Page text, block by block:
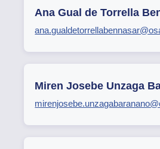
Ana Gual de Torrella
Miren Josebe Unzaga